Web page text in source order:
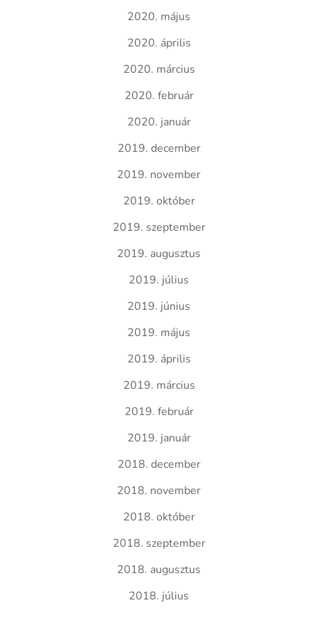
2020. május
2020. április
2020. március
2020. február
2020. január
2019. december
2019. november
2019. október
2019. szeptember
2019. augusztus
2019. július
2019. június
2019. május
2019. április
2019. március
2019. február
2019. január
2018. december
2018. november
2018. október
2018. szeptember
2018. augusztus
2018. július